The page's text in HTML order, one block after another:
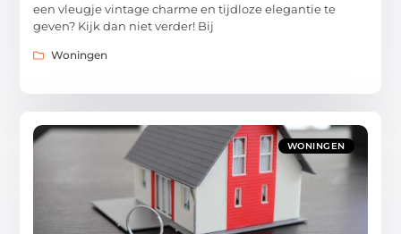
een vleugje vintage charme en tijdloze elegantie te
geven? Kijk dan niet verder! Bij
Woningen
WONINGEN